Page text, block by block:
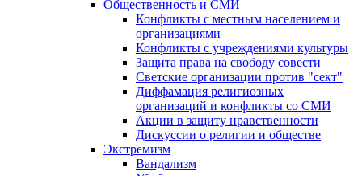
Общественность и СМИ
Конфликты с местным населением и
организациями
Конфликты с учреждениями культуры
Защита права на свободу совести
Светские организации против "сект"
Диффамация религиозных
организаций и конфликты со СМИ
Акции в защиту нравственности
Дискуссии о религии и обществе
Экстремизм
Вандализм